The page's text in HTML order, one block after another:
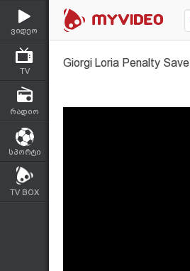
ვიდეო
TV
რადიო
სპორტი
TV BOX
Giorgi Loria Penalty Save